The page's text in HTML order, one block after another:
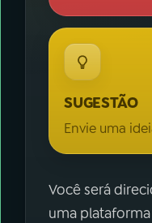
SUGESTÃO
Envie uma
Você será
uma